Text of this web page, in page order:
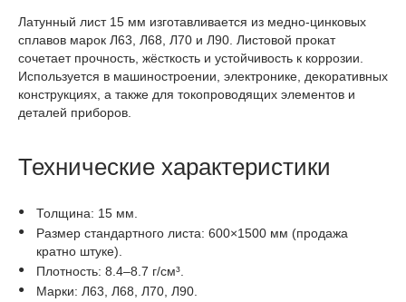
Латунный лист 15 мм изготавливается из медно-цинковых
сплавов марок Л63, Л68, Л70 и Л90. Листовой прокат
сочетает прочность, жёсткость и устойчивость к коррозии.
Используется в машиностроении, электронике, декоративных
конструкциях, а также для токопроводящих элементов и
деталей приборов.
Технические характеристики
Толщина: 15 мм.
Размер стандартного листа: 600×1500 мм (продажа
кратно штуке).
Плотность: 8.4–8.7 г/см³.
Марки: Л63, Л68, Л70, Л90.